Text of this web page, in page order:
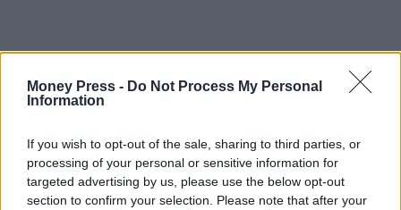
Money Press - Do Not Process My Personal
Information
If you wish to opt-out of the sale, sharing to third parties, or
processing of your personal or sensitive information for
targeted advertising by us, please use the below opt-out
section to confirm your selection. Please note that after your